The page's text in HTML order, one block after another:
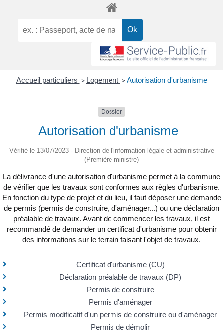
Accueil particuliers > Logement > Autorisation d'urbanisme
Dossier
Autorisation d'urbanisme
Vérifié le 13/07/2023 - Direction de l'information légale et administrative
(Première ministre)
La délivrance d'une autorisation d'urbanisme permet à la commune
de vérifier que les travaux sont conformes aux règles d'urbanisme.
En fonction du type de projet et du lieu, il faut déposer une demande
de permis (permis de construire, d'aménager...) ou une déclaration
préalable de travaux. Avant de commencer les travaux, il est
recommandé de demander un certificat d'urbanisme pour obtenir
des informations sur le terrain faisant l'objet de travaux.
Certificat d'urbanisme (CU)
Déclaration préalable de travaux (DP)
Permis de construire
Permis d'aménager
Permis modificatif d'un permis de construire ou d'aménager
Permis de démolir